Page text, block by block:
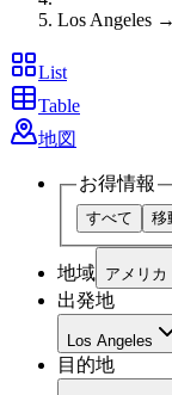
Los Angeles
List
Table
地図
お得情報
すべて 移
地域 アメリカ
出発地
Los Angeles
目的地